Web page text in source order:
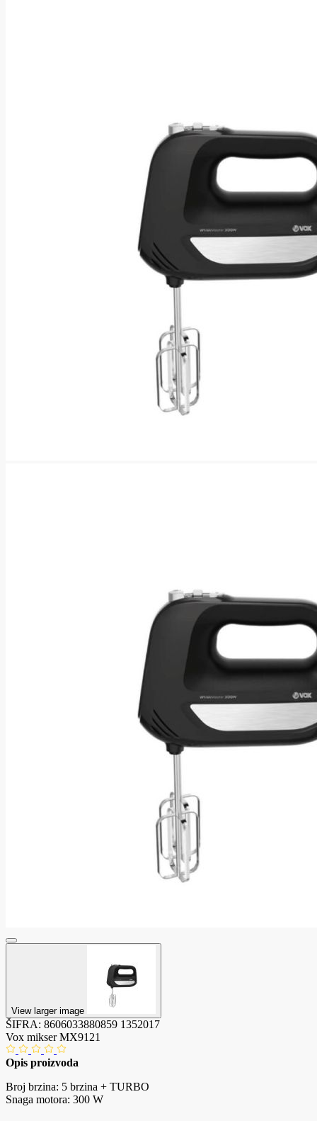
View larger image
ŠIFRA: 8606033880859 1352017
Vox mikser MX9121
Opis proizvoda
Broj brzina: 5 brzina + TURBO
Snaga motora: 300 W